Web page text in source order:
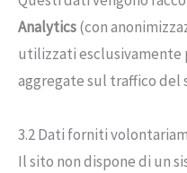
Analytics(con
utilizzati esclusivamente
aggregate sul traffico del
3.2 Dati forniti
Il sito non dispone di un